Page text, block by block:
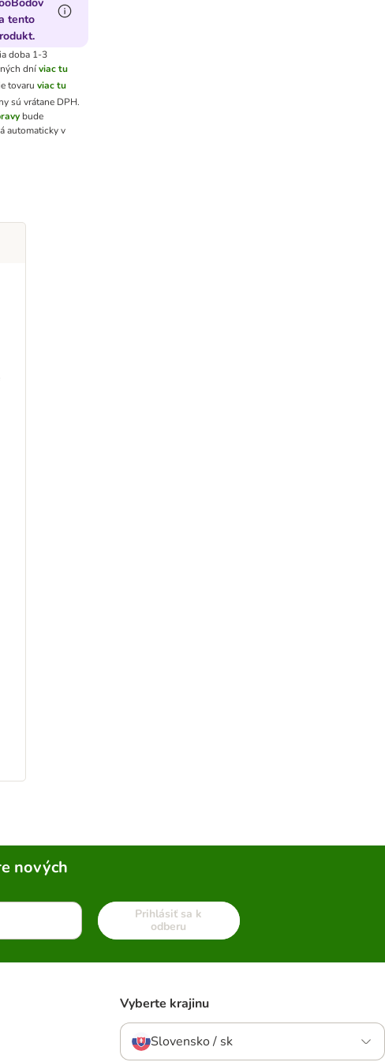
tento
doba 1-3
dníviac tu
tovaru viac tu
sú vrátane DPH.
bude
automaticky v
nových
Prihlásiť sa k
odberu
Vyberte krajinu
Slovensko / sk